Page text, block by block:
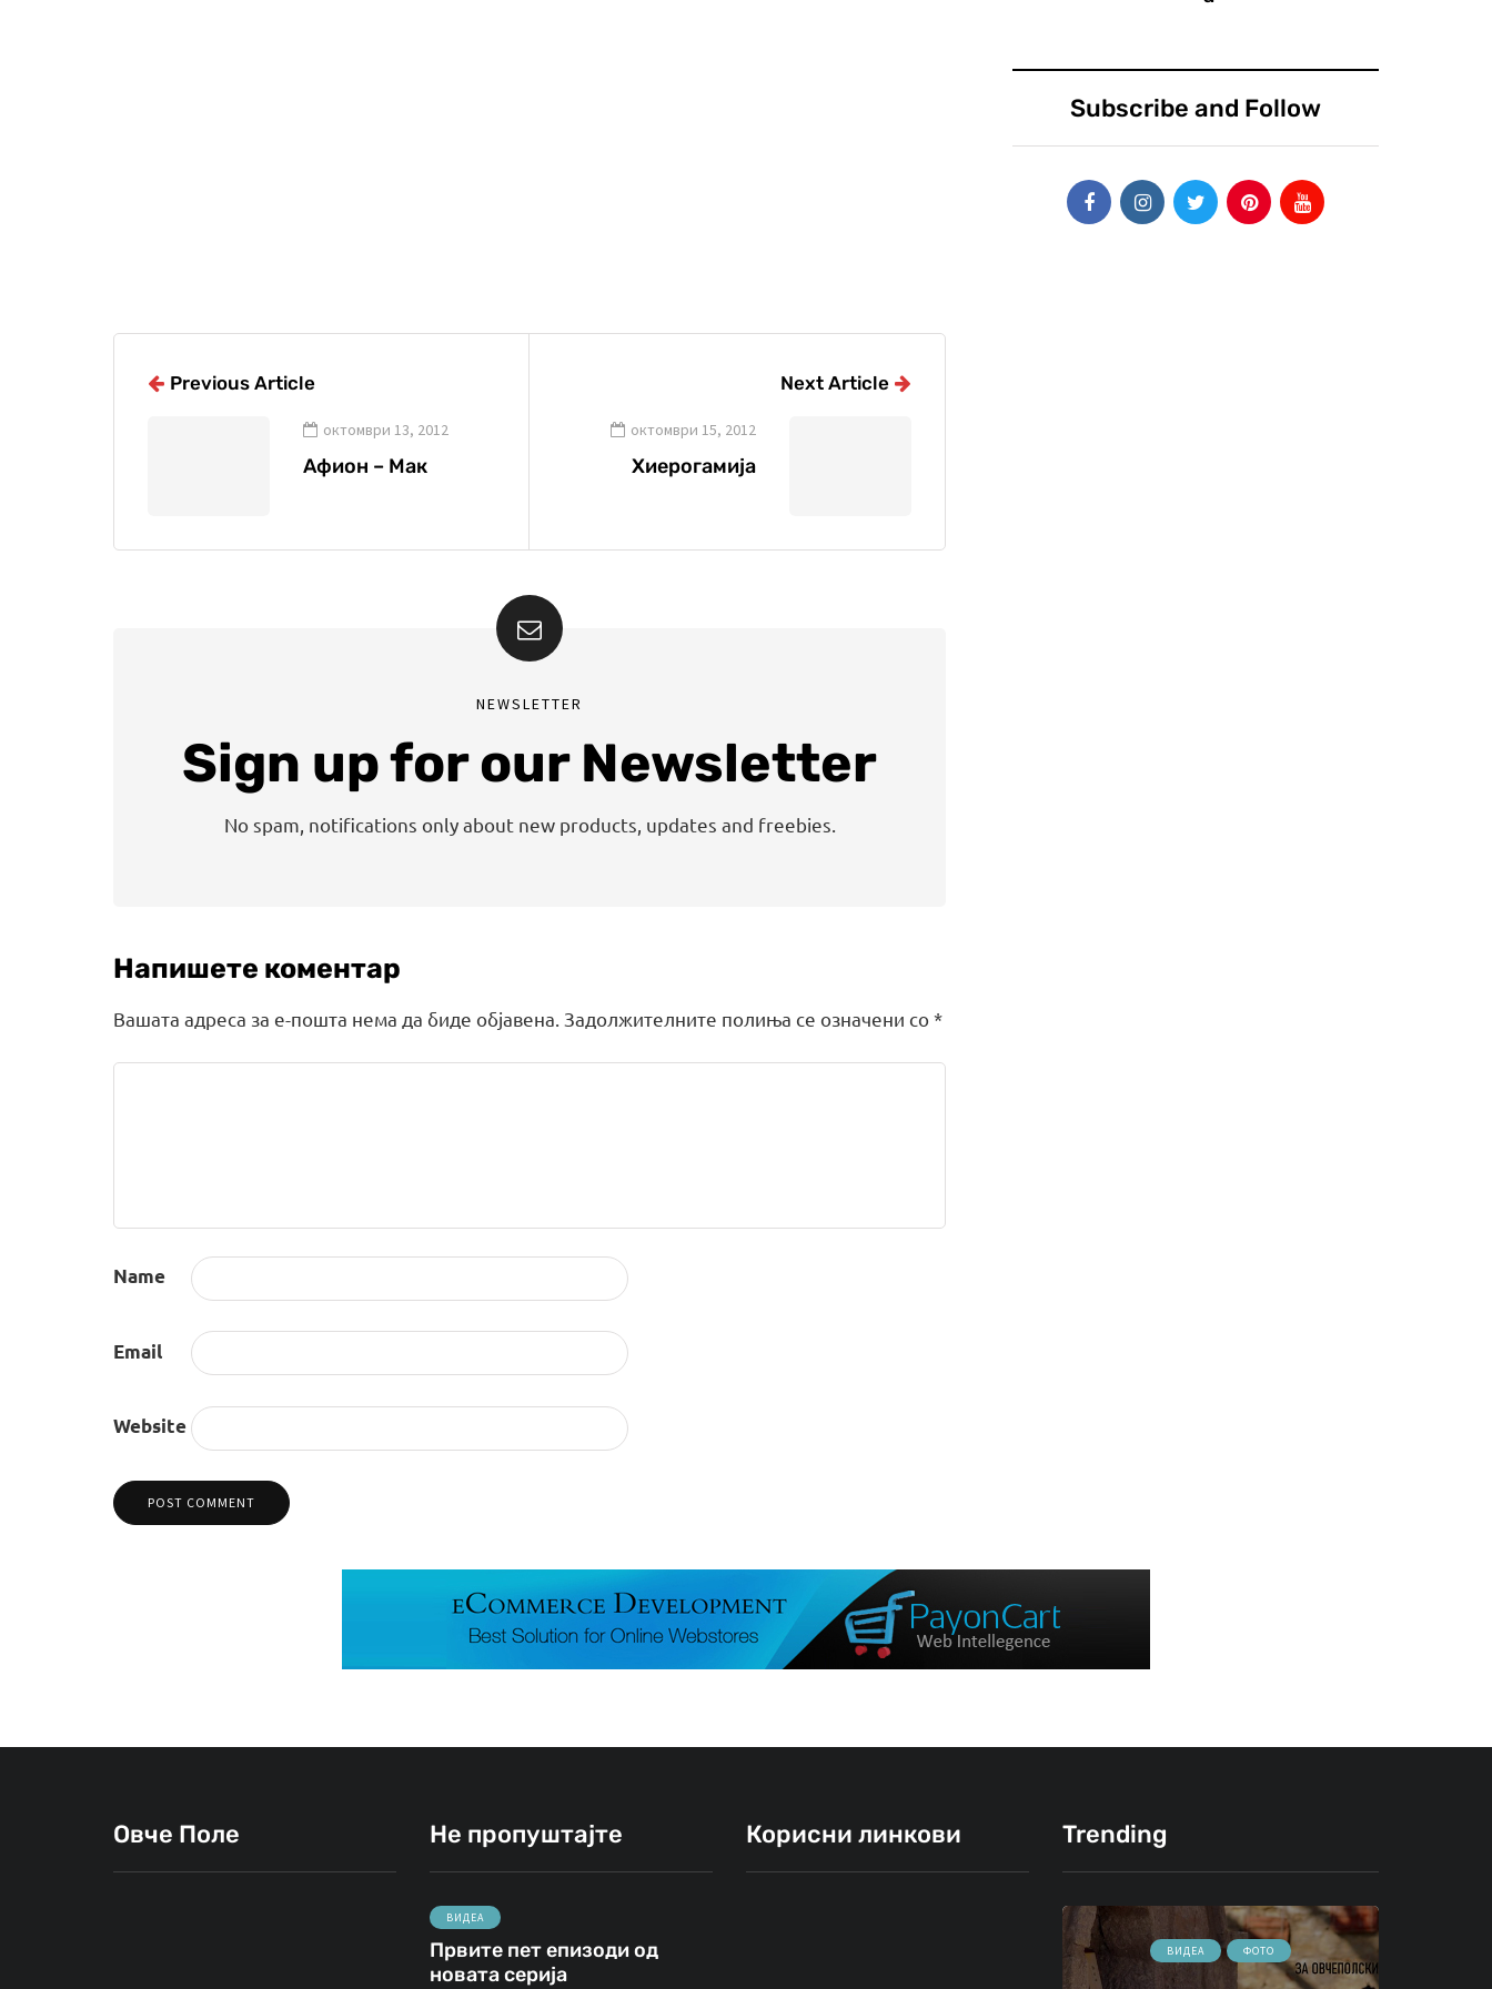
Subscribe and Follow
Previous Article
октомври 13, 2012
Афион – Мак
Next Article
октомври 15, 2012
Хиерогамија
NEWSLETTER
Sign up for our Newsletter
No spam, notifications only about new products, updates and freebies.
Напишете коментар
Вашата адреса за е-пошта нема да биде објавена. Задолжителните полиња се означени со*
Name
Email
Website
Овче Поле Не пропуштајте
ВИДЕА
Првите пет епизоди од
новата серија
Корисни линкови Trending
ВЕСТИ ВИДЕА ФОТО